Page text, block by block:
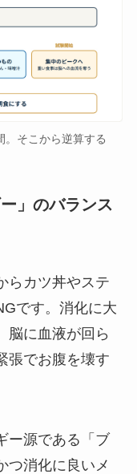
。そこから逆算する
」のバランス
らカツ丼やステ
です。消化に大
脳に血液が回ら
張でお腹を壊す
ー源である「ブ
つ消化に良いメ